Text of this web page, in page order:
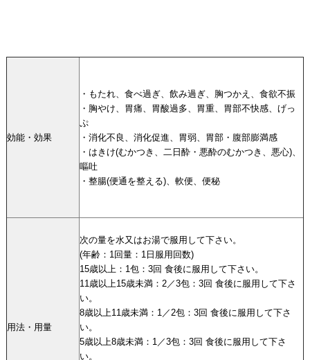
効能・効果
・もたれ、食べ過ぎ、飲み過ぎ、胸つかえ、食欲不振
・胸やけ、胃痛、胃酸過多、胃重、胃部不快感、げっ
ぷ
・消化不良、消化促進、胃弱、胃部・腹部膨満感
・はきけ(むかつき、二日酔・悪酔のむかつき、悪心)、
嘔吐
・整腸(便通を整える)、軟便、便秘
用法・用量
次の量を水又はお湯で服用して下さい。
(年齢：1回量：1日服用回数)
15歳以上：1包：3回 食後に服用して下さい。
11歳以上15歳未満：2／3包：3回 食後に服用して下さ
い。
8歳以上11歳未満：1／2包：3回 食後に服用して下さ
い。
5歳以上8歳未満：1／3包：3回 食後に服用して下さ
い。